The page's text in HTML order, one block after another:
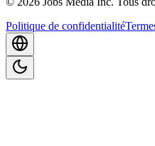
Politique de confidentialité